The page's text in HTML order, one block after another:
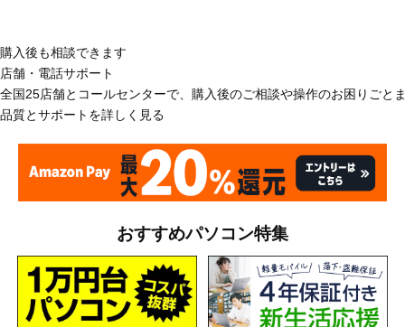
購入後も相談できます
店舗・電話サポート
全国25店舗とコールセンターで、購入後のご相談や操作のお困りごと
品質とサポートを詳しく見る
おすすめパソコン特集